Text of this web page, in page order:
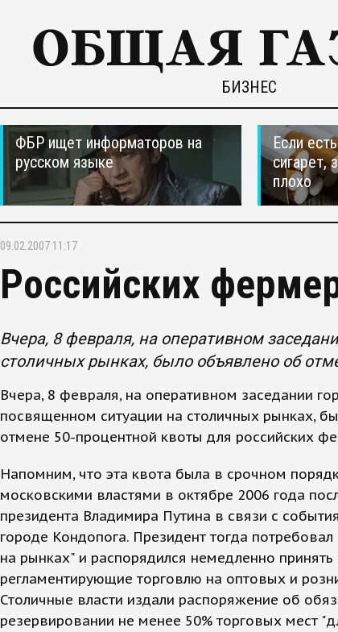
БИЗНЕС
ФБР ищет информаторов на
русском языке
Если
сигарет,
плохо
09.02.2007 11:17
Российских
Вчера, 8 февраля, на оперативном
столичных рынках, было объявлено об
Вчера, 8 февраля, на оперативном заседании
посвященном ситуации на столичных рынках,
отмене 50-процентной квоты для российских
Напомним, что эта квота была в срочном
московскими властями в октябре 2006 года
президента Владимира Путина в связи с
городе Кондопога. Президент тогда потребовал
на рынках" и распорядился немедленно
регламентирующие торговлю на оптовых и
Столичные власти издали распоряжение об
резервировании не менее 50% торговых мест